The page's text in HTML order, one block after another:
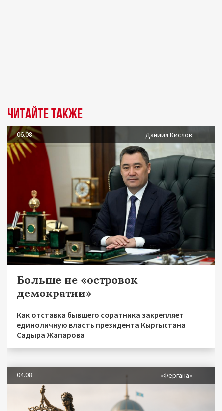
Читайте также
06.08 Даниил Кислов
Больше не «островок
демократии»
Как отставка бывшего соратника закрепляет
единоличную власть президента Кыргыстана
Садыра Жапарова
04.08 «Фергана»